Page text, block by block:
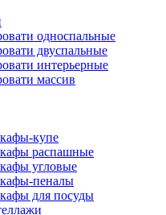
односпальные
двуспальные
интерьерные
массив
купе
распашные
угловые
пеналы
для посуды